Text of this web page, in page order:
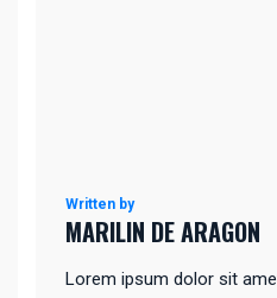
Written by
MARILIN DE ARAGON
Lorem ipsum dolor sit